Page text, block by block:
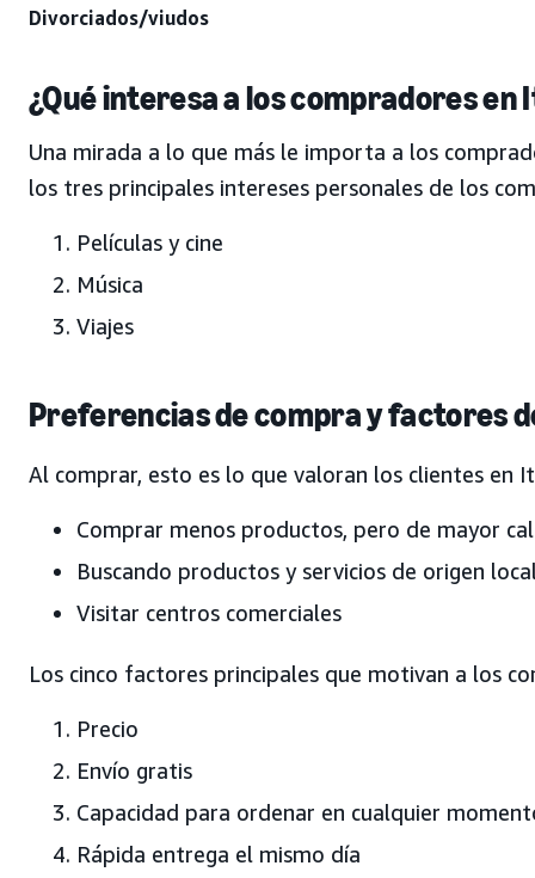
Divorciados/viudos
¿Qué interesa a los compradores en
Una mirada a lo que más le importa a los
los tres principales intereses personales de los
Películas y cine
Música
Viajes
Preferencias de compra y factores
Al comprar, esto es lo que valoran los clientes en
Comprar menos productos, pero de mayor
Buscando productos y servicios de origen
Visitar centros comerciales
Los cinco factores principales que motivan a los
Precio
Envío gratis
Capacidad para ordenar en cualquier
Rápida entrega el mismo día